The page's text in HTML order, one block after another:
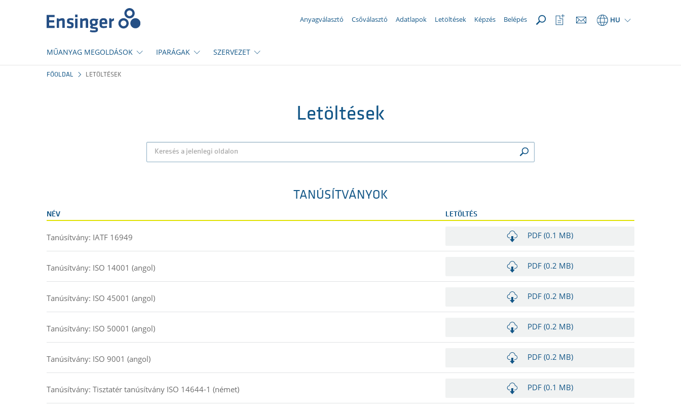
Anyagválasztó Csőválasztó Adatlapok Letöltések Képzés Belépés HU
Kedvencek
megnyitása
MŰANYAG MEGOLDÁSOK IPARÁGAK SZERVEZET
FŐOLDAL LETÖLTÉSEK
Letöltések
TANÚSÍTVÁNYOK
NÉV LETÖLTÉS
Tanúsítvány: IATF 16949 PDF (0.1 MB)
Tanúsítvány: ISO 14001 (angol) PDF (0.2 MB)
Tanúsítvány: ISO 45001 (angol) PDF (0.2 MB)
Tanúsítvány: ISO 50001 (angol) PDF (0.2 MB)
Tanúsítvány: ISO 9001 (angol) PDF (0.2 MB)
Tanúsítvány: Tisztatér tanúsítvány ISO 14644-1 (német) PDF (0.1 MB)